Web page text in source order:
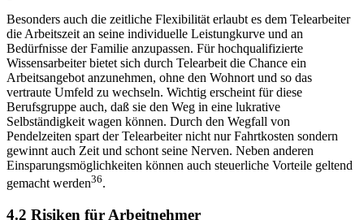
Besonders auch die zeitliche Flexibilität erlaubt es dem Telearbeiter
die Arbeitszeit an seine individuelle Leistungkurve und an
Bedürfnisse der Familie anzupassen. Für hochqualifizierte
Wissensarbeiter bietet sich durch Telearbeit die Chance ein
Arbeitsangebot anzunehmen, ohne den Wohnort und so das
vertraute Umfeld zu wechseln. Wichtig erscheint für diese
Berufsgruppe auch, daß sie den Weg in eine lukrative
Selbständigkeit wagen können. Durch den Wegfall von
Pendelzeiten spart der Telearbeiter nicht nur Fahrtkosten sondern
gewinnt auch Zeit und schont seine Nerven. Neben anderen
Einsparungsmöglichkeiten können auch steuerliche Vorteile geltend
gemacht werden36.
4.2 Risiken für Arbeitnehmer